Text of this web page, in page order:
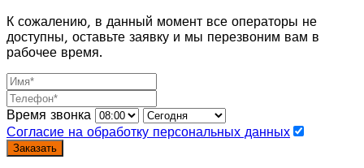
К сожалению, в данный момент все операторы не
доступны, оставьте заявку и мы перезвоним вам в
рабочее время.
Время звонка
Согласие на обработку персональных данных
Заказать